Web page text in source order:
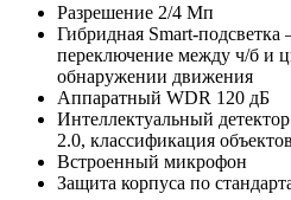
Разрешение 2/4 Мп
Гибридная Smart-подсветка
переключение между ч/б и
обнаружении движения
Аппаратный WDR 120 дБ
Интеллектуальный
2.0, классификация
Встроенный микрофон
Защита корпуса по